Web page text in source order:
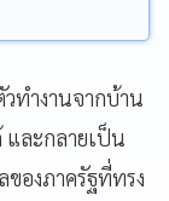
ทำงานจากบ้าน
และกลายเป็น
องภาครัฐที่ทรง